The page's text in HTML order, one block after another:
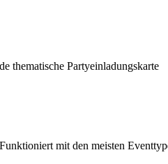
thematische Partyeinladungskarte
mit den meisten